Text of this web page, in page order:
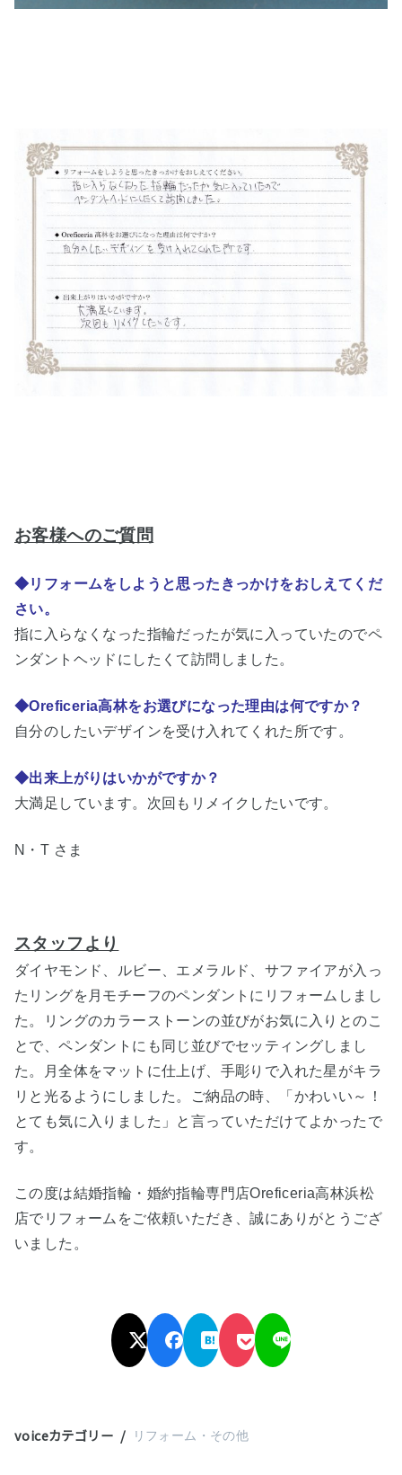
お客様へのご質問
◆リフォームをしようと思ったきっかけをおしえてくだ
さい。
指に入らなくなった指輪だったが気に入っていたのでペ
ンダントヘッドにしたくて訪問しました。
◆Oreficeria高林をお選びになった理由は何ですか？
自分のしたいデザインを受け入れてくれた所です。
◆出来上がりはいかがですか？
大満足しています。次回もリメイクしたいです。
N・T さま
スタッフより
ダイヤモンド、ルビー、エメラルド、サファイアが入っ
たリングを月モチーフのペンダントにリフォームしまし
た。リングのカラーストーンの並びがお気に入りとのこ
とで、ペンダントにも同じ並びでセッティングしまし
た。月全体をマットに仕上げ、手彫りで入れた星がキラ
リと光るようにしました。ご納品の時、「かわいい～！
とても気に入りました」と言っていただけてよかったで
す。
この度は結婚指輪・婚約指輪専門店Oreficeria高林浜松
店でリフォームをご依頼いただき、誠にありがとうござ
いました。
voiceカテゴリー リフォーム・その他